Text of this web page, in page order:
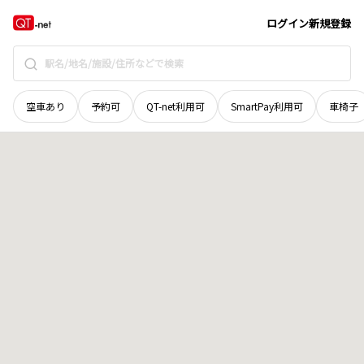
ログイン新規登録
空車あり 予約可 QT-net利用可 SmartPay利用可 車椅子
石川県